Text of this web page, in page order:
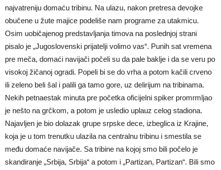
najvatreniju domaću tribinu. Na ulazu, nakon pretresa devojke
obučene u žute majice podeliše nam programe za utakmicu.
Osim uobičajenog predstavljanja timova na poslednjoj strani
pisalo je „Jugoslovenski prijatelji volimo vas“. Punih sat vremena
pre meča, domaći navijači počeli su da pale baklje i da se veru po
visokoj žičanoj ogradi. Popeli bi se do vrha a potom kačili crveno
ili zeleno beli šal i palili ga tamo gore, uz delirijum na tribinama.
Nekih petnaestak minuta pre početka oficijelni spiker promrmljao
je nešto na grčkom, a potom je usledio uplauz celog stadiona.
Najavljen je bio dolazak grupe srpske dece, izbeglica iz Krajine,
koja je u tom trenutku ulazila na centralnu tribinu i smestila se
među domaće navijače. Sa tribine na kojoj smo bili počelo je
skandiranje „Srbija, Srbija“ a potom i „Partizan, Partizan“. Bili smo